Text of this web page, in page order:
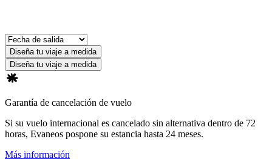
Diseña tu viaje a medida
Diseña tu viaje a medida
Garantía de cancelación de vuelo
Si su vuelo internacional es cancelado sin alternativa dentro de 72
horas, Evaneos pospone su estancia hasta 24 meses.
Más información